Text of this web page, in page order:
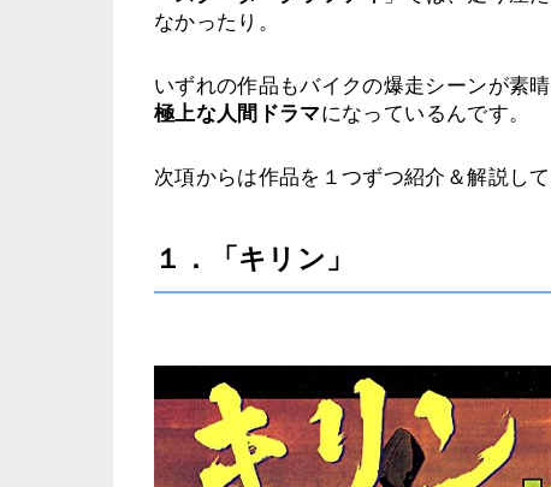
なかったり。
いずれの作品もバイクの爆走シーンが素
極上な人間ドラマになっているんです。
次項からは作品を１つずつ紹介＆解説して
１．「キリン」